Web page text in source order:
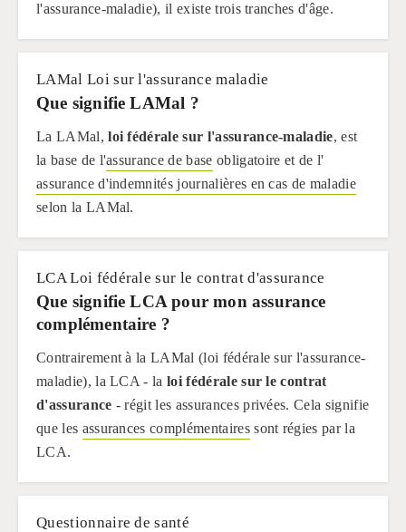
l'assurance-maladie), il existe trois tranches d'âge.
LAMal Loi sur l'assurance maladie
Que signifie LAMal ?
La LAMal,loi fédérale sur l'assurance-maladie, est
la base de l'assurance de base obligatoire et de l'
assurance d'indemnités journalières en cas de maladie
selon la LAMal.
LCA Loi fédérale sur le contrat d'assurance
Que signifie LCA pour mon assurance
complémentaire ?
Contrairement à la LAMal (loi fédérale sur l'assurance-
maladie), la LCA - laloi fédérale sur le contrat
d'assurance - régit les assurances privées. Cela signifie
que les assurances complémentairessont régies par la
LCA.
Questionnaire de santé